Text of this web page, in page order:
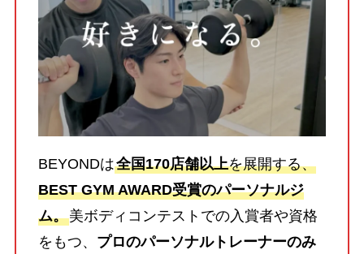
BEYONDは全国170店舗以上を展開する、
BEST GYM AWARD受賞のパーソナルジ
ム。美ボディコンテストでの入賞者や資格
をもつ、 プロのパーソナルトレーナーのみ